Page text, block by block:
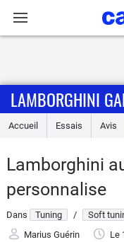
Accueil
Essais
Guide
d'achat
LAMBORGHINI
Accueil Essais Avis
Lamborghini
personnalise
Dans Tuning /
Soft
Marius Guérin
Le